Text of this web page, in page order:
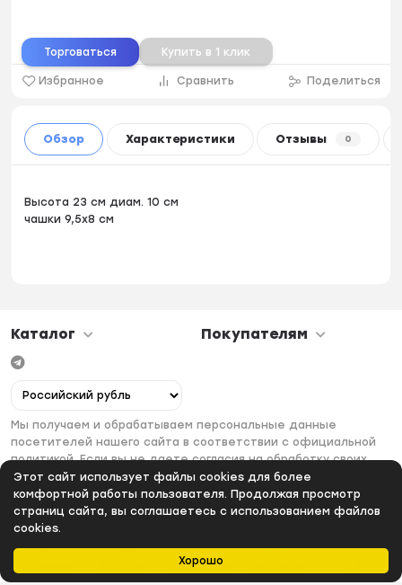
Хорошо
Этот сайт использует файлы cookies для более
комфортной работы пользователя. Продолжая просмотр
страниц сайта, вы соглашаетесь с использованием файлов
cookies.
Избранное
Избранное Сравнить Поделиться
Торговаться Купить в 1 клик
Обзор Характеристики Отзывы 0
Высота 23 см диам. 10 см
чашки 9,5х8 см
Каталог Покупателям
Мы получаем и обрабатываем персональные данные
посетителей нашего сайта в соответствии с официальной
политикой. Если вы не даете согласия на обработку своих
персональных данных, вам необходимо покинуть наш сайт.